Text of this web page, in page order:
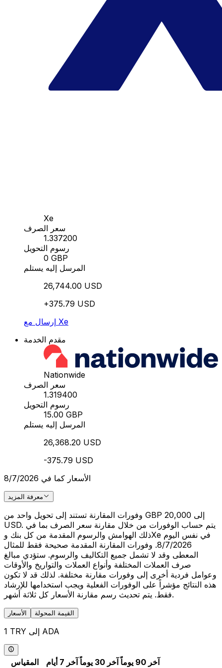
Xe
سعر الصرف
1.337200
رسوم التحويل
0 GBP
المرسل إليه يستلم
26,744.00 USD
+375.79 USD
إرسال مع Xe
مقدم الخدمة
Nationwide
سعر الصرف
1.319400
رسوم التحويل
15.00 GBP
المرسل إليه يستلم
26,368.20 USD
-375.79 USD
الأسعار كما في 8/7/2026
معرفة المزيد
وفورات المقارنة تستند إلى تحويل واحد من GBP 20,000 إلى
USD. يتم حساب الوفورات من خلال مقارنة سعر الصرف بما في
ذلك الهوامش والرسوم المقدمة من كل بنك وXe في نفس اليوم
8/7/2026. وفورات المقارنة المقدمة صحيحة فقط للمثال
المعطى وقد لا تشمل جميع التكاليف والرسوم. ستؤدي مبالغ
صرف العملات المختلفة وأنواع العملات والتواريخ والأوقات
وعوامل فردية أخرى إلى وفورات مقارنة مختلفة. لذلك قد لا تكون
هذه النتائج مؤشراً على الوفورات الفعلية ويجب استخدامها للإرشاد
فقط. يتم تحديث رسم مقارنة الأسعار كل ثلاثة أشهر.
الأسعار القيمة المحولة
1 TRY إلى ADA
المقياس آخر 7 أيام آخر 30 يوماً
آخر 90 يوماً